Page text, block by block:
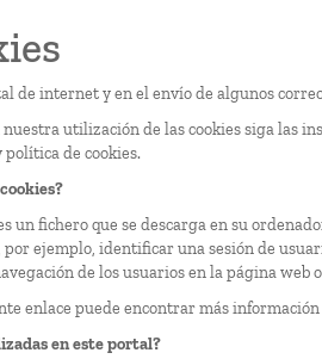
de internet y en el envío de algunos
nuestra utilización de las cookies siga las
de cookies.
un fichero que se descarga en su
por ejemplo, identificar una sesión de
de los usuarios en la página
enlace puede encontrar más información
en este portal?